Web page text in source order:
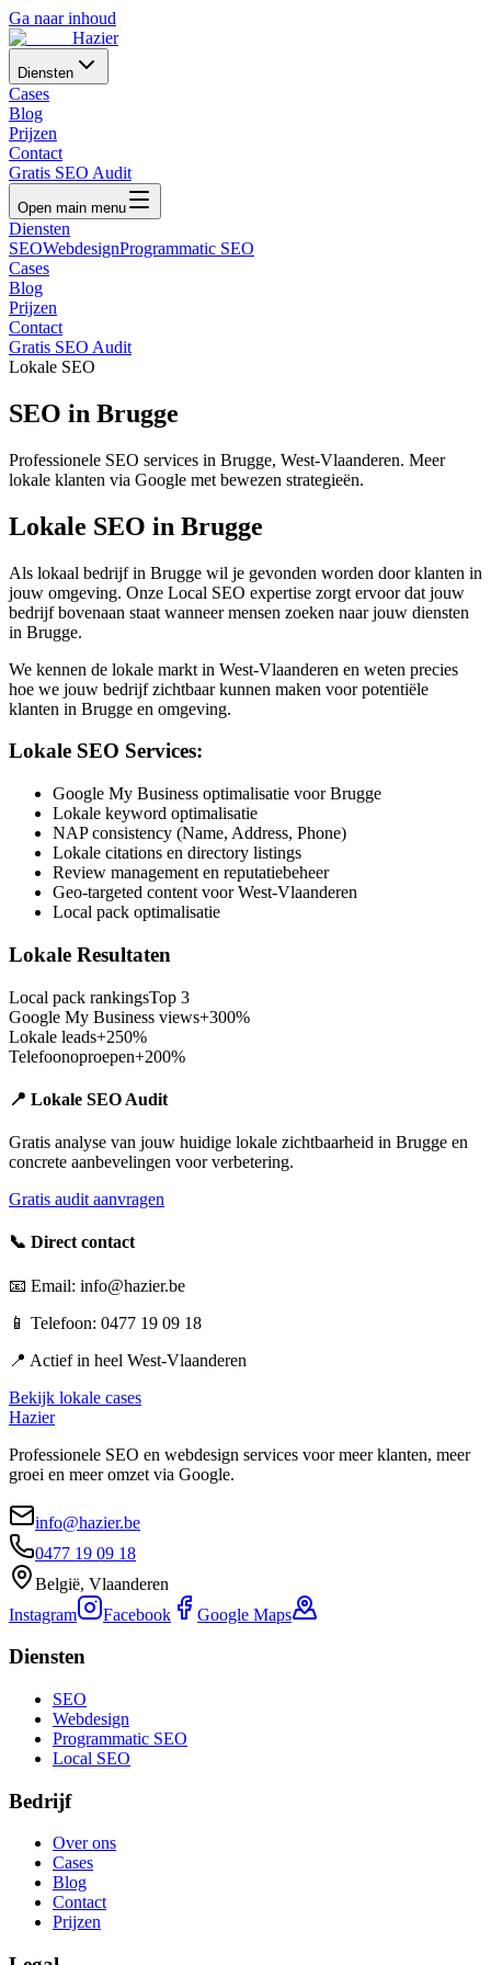
Ga naar inhoud
Hazier
Diensten
Cases
Blog
Prijzen
Contact
Gratis SEO Audit
Open main menu
Diensten
SEOWebdesignProgrammatic SEO
Cases
Blog
Prijzen
Contact
Gratis SEO Audit
Lokale SEO
SEO in Brugge
Professionele SEO services in Brugge, West-Vlaanderen. Meer
lokale klanten via Google met bewezen strategieën.
Lokale SEO in Brugge
Als lokaal bedrijf in Brugge wil je gevonden worden door klanten in
jouw omgeving. Onze Local SEO expertise zorgt ervoor dat jouw
bedrijf bovenaan staat wanneer mensen zoeken naar jouw diensten
in Brugge.
We kennen de lokale markt in West-Vlaanderen en weten precies
hoe we jouw bedrijf zichtbaar kunnen maken voor potentiële
klanten in Brugge en omgeving.
Lokale SEO Services:
Google My Business optimalisatie voor Brugge
Lokale keyword optimalisatie
NAP consistency (Name, Address, Phone)
Lokale citations en directory listings
Review management en reputatiebeheer
Geo-targeted content voor West-Vlaanderen
Local pack optimalisatie
Lokale Resultaten
Local pack rankingsTop 3
Google My Business views+300%
Lokale leads+250%
Telefoonoproepen+200%
📍 Lokale SEO Audit
Gratis analyse van jouw huidige lokale zichtbaarheid in Brugge en
concrete aanbevelingen voor verbetering.
Gratis audit aanvragen
📞 Direct contact
📧 Email: info@hazier.be
📱 Telefoon: 0477 19 09 18
📍 Actief in heel West-Vlaanderen
Bekijk lokale cases
Hazier
Professionele SEO en webdesign services voor meer klanten, meer
groei en meer omzet via Google.
info@hazier.be
0477 19 09 18
België, Vlaanderen
Instagram
Facebook Google Maps
Diensten
SEO
Webdesign
Programmatic SEO
Local SEO
Bedrijf
Over ons
Cases
Blog
Contact
Prijzen